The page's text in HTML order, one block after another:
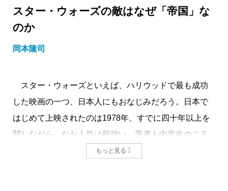
スター・ウォーズの敵はなぜ「帝国」な
のか
岡本隆司
スター・ウォーズといえば、ハリウッドで最も成功
した映画の一つ、日本人にもおなじみだろう。日本で
はじめて上映されたのは1978年、すでに四十年以上を
閲しながら、なお人気は根強い。筆者も中学生のころ
からのつきあいであり、ご多分に漏れず、シリーズ作
もっと見る